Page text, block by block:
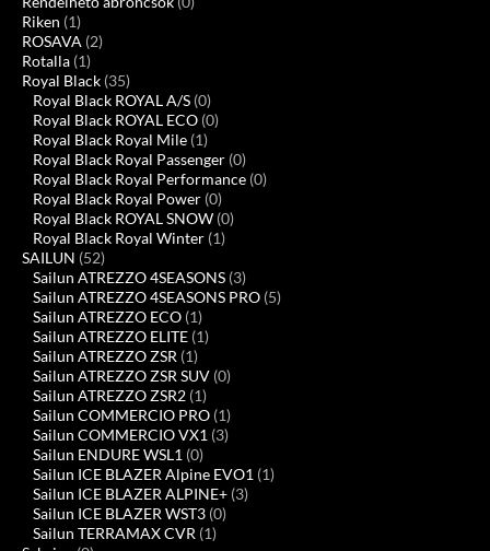
Riken (1)
ROSAVA (2)
Rotalla (1)
Royal Black (35)
Royal Black ROYAL A/S (0)
Royal Black ROYAL ECO (0)
Royal Black Royal Mile (1)
Royal Black Royal Passenger (0)
Royal Black Royal Performance (0)
Royal Black Royal Power (0)
Royal Black ROYAL SNOW (0)
Royal Black Royal Winter (1)
SAILUN (52)
Sailun ATREZZO 4SEASONS (3)
Sailun ATREZZO 4SEASONS PRO (5)
Sailun ATREZZO ECO (1)
Sailun ATREZZO ELITE (1)
Sailun ATREZZO ZSR (1)
Sailun ATREZZO ZSR SUV (0)
Sailun ATREZZO ZSR2 (1)
Sailun COMMERCIO PRO (1)
Sailun COMMERCIO VX1 (3)
Sailun ENDURE WSL1 (0)
Sailun ICE BLAZER Alpine EVO1 (1)
Sailun ICE BLAZER ALPINE+ (3)
Sailun ICE BLAZER WST3 (0)
Sailun TERRAMAX CVR (1)